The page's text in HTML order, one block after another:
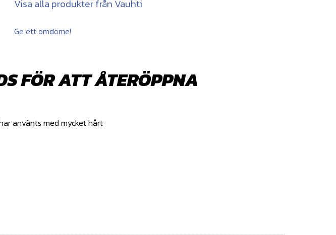
Visa alla produkter från Vauhti
Ge ett omdöme!
FÖR ATT ÅTERÖPPNA
använts med mycket hårt